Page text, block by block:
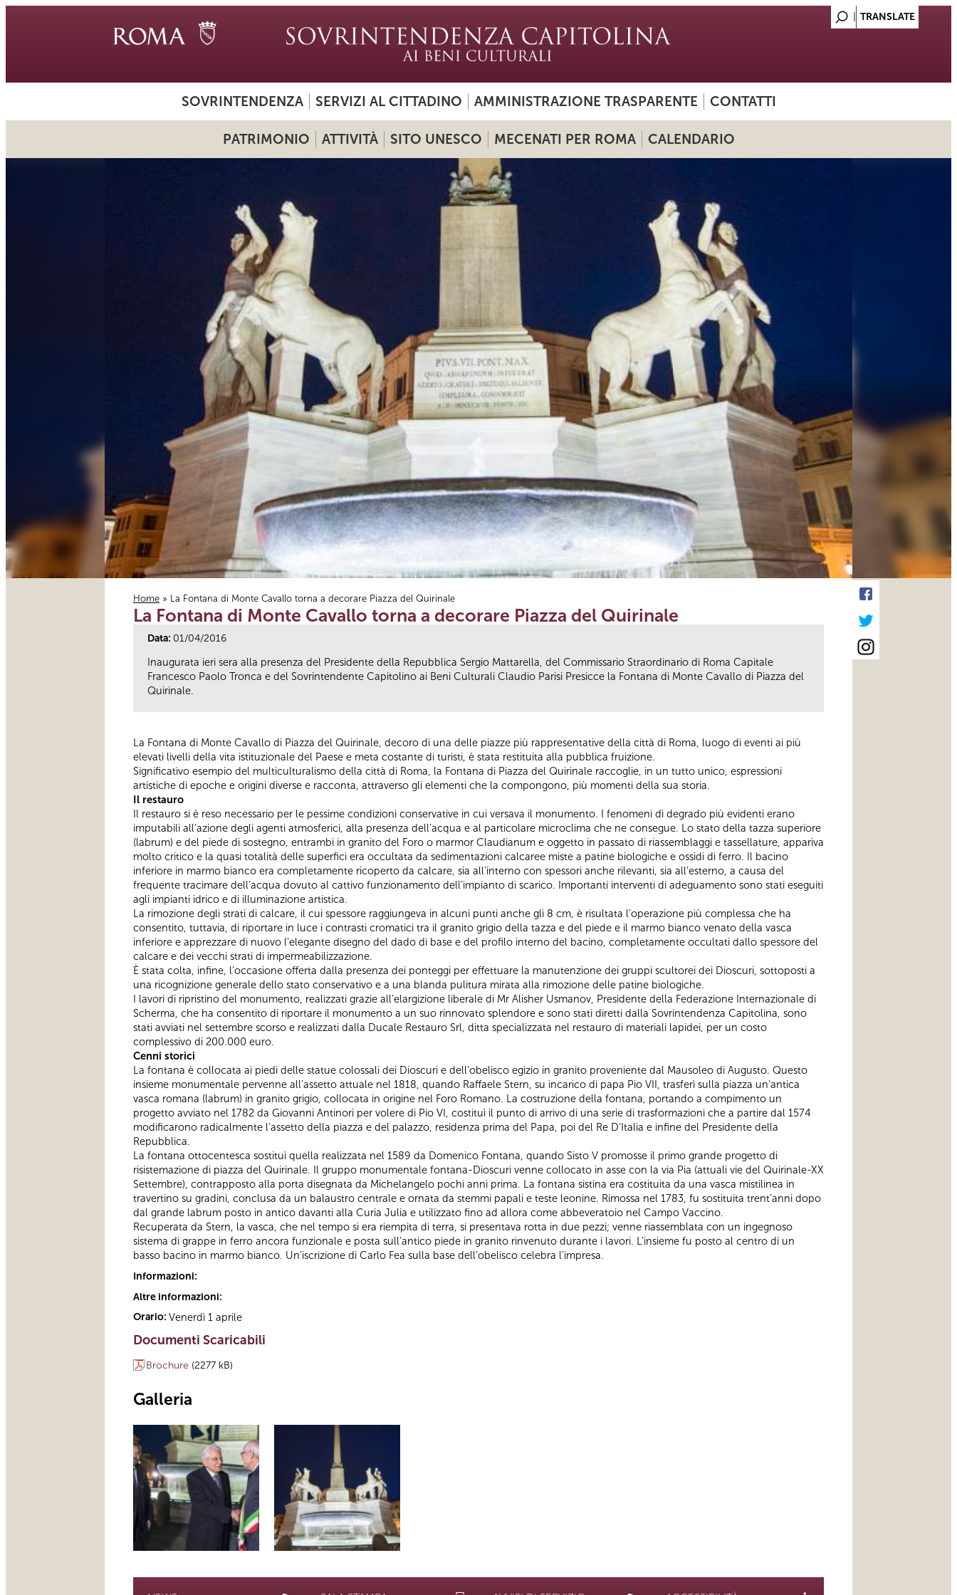
SOVRINTENDENZA SERVIZI AL CITTADINO AMMINISTRAZIONE TRASPARENTE CONTATTI
PATRIMONIO ATTIVITÀ SITO UNESCO MECENATI PER ROMA CALENDARIO
Tu sei qui
Home » La Fontana di Monte Cavallo torna a decorare Piazza del Quirinale
La Fontana di Monte Cavallo torna a decorare Piazza del Quirinale
Data: 01/04/2016
Inaugurata ieri sera alla presenza del Presidente della Repubblica Sergio Mattarella, del Commissario Straordinario di Roma Capitale
Francesco Paolo Tronca e del Sovrintendente Capitolino ai Beni Culturali Claudio Parisi Presicce la Fontana di Monte Cavallo di Piazza del
Quirinale.
La Fontana di Monte Cavallo di Piazza del Quirinale, decoro di una delle piazze più rappresentative della città di Roma, luogo di eventi ai più
elevati livelli della vita istituzionale del Paese e meta costante di turisti, è stata restituita alla pubblica fruizione.
Significativo esempio del multiculturalismo della città di Roma, la Fontana di Piazza del Quirinale raccoglie, in un tutto unico, espressioni
artistiche di epoche e origini diverse e racconta, attraverso gli elementi che la compongono, più momenti della sua storia.
Il restauro
Il restauro si è reso necessario per le pessime condizioni conservative in cui versava il monumento. I fenomeni di degrado più evidenti erano
imputabili all’azione degli agenti atmosferici, alla presenza dell’acqua e al particolare microclima che ne consegue. Lo stato della tazza superiore
(labrum) e del piede di sostegno, entrambi in granito del Foro o marmor Claudianum e oggetto in passato di riassemblaggi e tassellature, appariva
molto critico e la quasi totalità delle superfici era occultata da sedimentazioni calcaree miste a patine biologiche e ossidi di ferro. Il bacino
inferiore in marmo bianco era completamente ricoperto da calcare, sia all’interno con spessori anche rilevanti, sia all’esterno, a causa del
frequente tracimare dell’acqua dovuto al cattivo funzionamento dell’impianto di scarico. Importanti interventi di adeguamento sono stati eseguiti
agli impianti idrico e di illuminazione artistica.
La rimozione degli strati di calcare, il cui spessore raggiungeva in alcuni punti anche gli 8 cm, è risultata l’operazione più complessa che ha
consentito, tuttavia, di riportare in luce i contrasti cromatici tra il granito grigio della tazza e del piede e il marmo bianco venato della vasca
inferiore e apprezzare di nuovo l’elegante disegno del dado di base e del profilo interno del bacino, completamente occultati dallo spessore del
calcare e dei vecchi strati di impermeabilizzazione.
È stata colta, infine, l’occasione offerta dalla presenza dei ponteggi per effettuare la manutenzione dei gruppi scultorei dei Dioscuri, sottoposti a
una ricognizione generale dello stato conservativo e a una blanda pulitura mirata alla rimozione delle patine biologiche.
I lavori di ripristino del monumento, realizzati grazie all’elargizione liberale di Mr Alisher Usmanov, Presidente della Federazione Internazionale di
Scherma, che ha consentito di riportare il monumento a un suo rinnovato splendore e sono stati diretti dalla Sovrintendenza Capitolina, sono
stati avviati nel settembre scorso e realizzati dalla Ducale Restauro Srl, ditta specializzata nel restauro di materiali lapidei, per un costo
complessivo di 200.000 euro.
Cenni storici
La fontana è collocata ai piedi delle statue colossali dei Dioscuri e dell’obelisco egizio in granito proveniente dal Mausoleo di Augusto. Questo
insieme monumentale pervenne all’assetto attuale nel 1818, quando Raffaele Stern, su incarico di papa Pio VII, trasferì sulla piazza un’antica
vasca romana (labrum) in granito grigio, collocata in origine nel Foro Romano. La costruzione della fontana, portando a compimento un
progetto avviato nel 1782 da Giovanni Antinori per volere di Pio VI, costituì il punto di arrivo di una serie di trasformazioni che a partire dal 1574
modificarono radicalmente l’assetto della piazza e del palazzo, residenza prima del Papa, poi del Re D’Italia e infine del Presidente della
Repubblica.
La fontana ottocentesca sostituì quella realizzata nel 1589 da Domenico Fontana, quando Sisto V promosse il primo grande progetto di
risistemazione di piazza del Quirinale. Il gruppo monumentale fontana-Dioscuri venne collocato in asse con la via Pia (attuali vie del Quirinale-XX
Settembre), contrapposto alla porta disegnata da Michelangelo pochi anni prima. La fontana sistina era costituita da una vasca mistilinea in
travertino su gradini, conclusa da un balaustro centrale e ornata da stemmi papali e teste leonine. Rimossa nel 1783, fu sostituita trent’anni dopo
dal grande labrum posto in antico davanti alla Curia Julia e utilizzato fino ad allora come abbeveratoio nel Campo Vaccino.
Recuperata da Stern, la vasca, che nel tempo si era riempita di terra, si presentava rotta in due pezzi; venne riassemblata con un ingegnoso
sistema di grappe in ferro ancora funzionale e posta sull’antico piede in granito rinvenuto durante i lavori. L’insieme fu posto al centro di un
basso bacino in marmo bianco. Un’iscrizione di Carlo Fea sulla base dell’obelisco celebra l’impresa.
Informazioni:
Altre informazioni:
Orario: Venerdì 1 aprile
Documenti Scaricabili
Brochure (2277 kB)
Galleria